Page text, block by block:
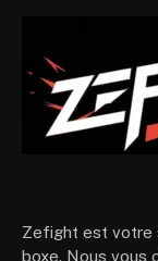
Zefight est votre
boxe. Nous vous